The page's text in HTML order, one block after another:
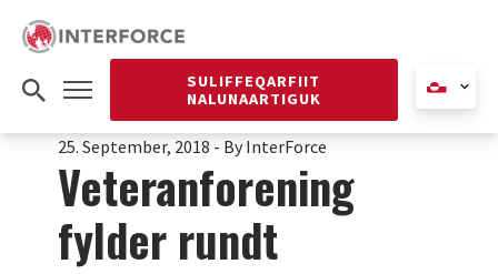
SULIFFEQARFIIT
NALUNAARTIGUK
25. September, 2018 - By InterForce
Veteranforening
fylder rundt